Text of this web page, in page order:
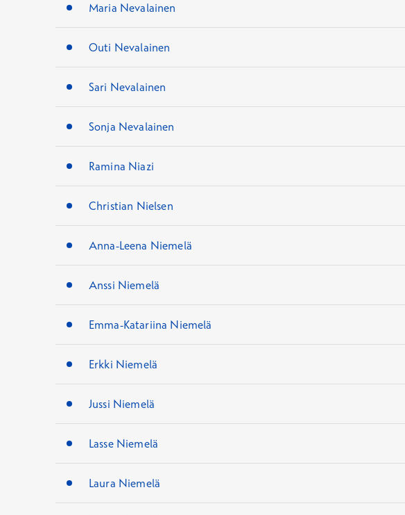
Maria Nevalainen
Outi Nevalainen
Sari Nevalainen
Sonja Nevalainen
Ramina Niazi
Christian Nielsen
Anna-Leena Niemelä
Anssi Niemelä
Emma-Katariina Niemelä
Erkki Niemelä
Jussi Niemelä
Lasse Niemelä
Laura Niemelä